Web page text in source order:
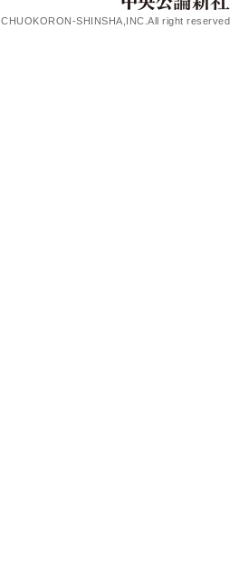
CHUOKORON-SHINSHA,INC.All right reserved